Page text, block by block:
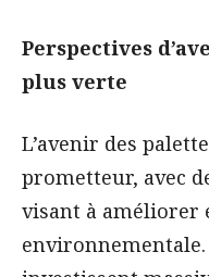
Perspectives
plus verte
L’avenir des
prometteur, avec
visant à améliorer